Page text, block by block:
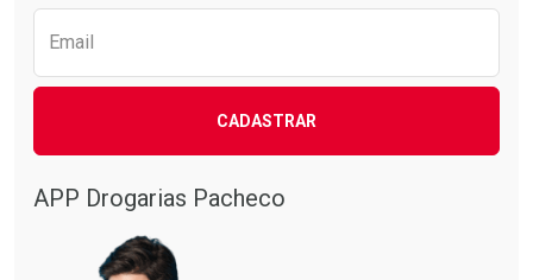
Email
CADASTRAR
APP Drogarias Pacheco